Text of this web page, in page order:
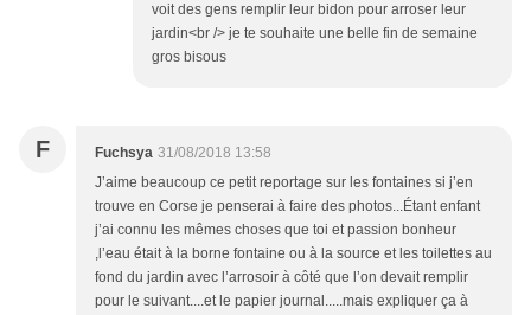
voit des gens remplir leur bidon pour arroser leur
jardin<br /> je te souhaite une belle fin de semaine
gros bisous
F Fuchsya 31/08/2018 13:58
J’aime beaucoup ce petit reportage sur les fontaines si j’en
trouve en Corse je penserai à faire des photos...Étant enfant
j’ai connu les mêmes choses que toi et passion bonheur
,l’eau était à la borne fontaine ou à la source et les toilettes au
fond du jardin avec l’arrosoir à côté que l’on devait remplir
pour le suivant....et le papier journal.....mais expliquer ça à